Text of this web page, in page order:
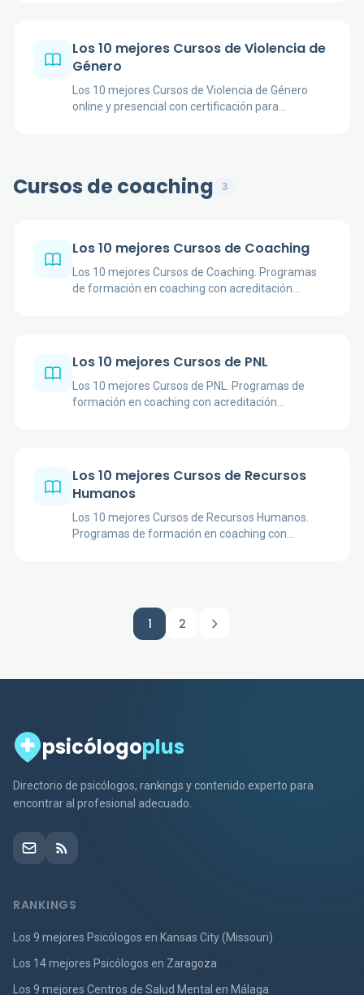
Los 10 mejores Cursos de Violencia de
Género
Los 10 mejores Cursos de Violencia de Género
online y presencial con certificación para
Cursos de coaching 3
Los 10 mejores Cursos de Coaching
Los 10 mejores Cursos de Coaching. Programas
de formación en coaching con acreditación
Los 10 mejores Cursos de PNL
Los 10 mejores Cursos de PNL. Programas de
formación en coaching con acreditación
Los 10 mejores Cursos de Recursos
Humanos
Los 10 mejores Cursos de Recursos Humanos.
Programas de formación en coaching con
1 2
psicólogoplus
Directorio de psicólogos, rankings y contenido experto para
encontrar al profesional adecuado.
RANKINGS
Los 9 mejores Psicólogos en Kansas City (Missouri)
Los 14 mejores Psicólogos en Zaragoza
Los 9 mejores Centros de Salud Mental en Málaga